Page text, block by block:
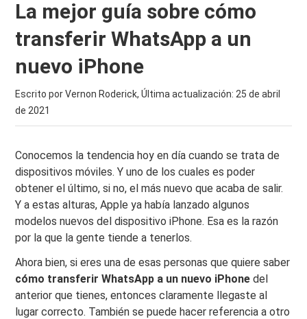
La mejor guía sobre cómo
transferir WhatsApp a un
nuevo iPhone
Escrito por Vernon Roderick, Última actualización: 25 de abril
de 2021
Conocemos la tendencia hoy en día cuando se trata de
dispositivos móviles. Y uno de los cuales es poder
obtener el último, si no, el más nuevo que acaba de salir.
Y a estas alturas, Apple ya había lanzado algunos
modelos nuevos del dispositivo iPhone. Esa es la razón
por la que la gente tiende a tenerlos.
Ahora bien, si eres una de esas personas que quiere saber
cómo transferir WhatsApp a un nuevo iPhone del
anterior que tienes, entonces claramente llegaste al
lugar correcto. También se puede hacer referencia a otro